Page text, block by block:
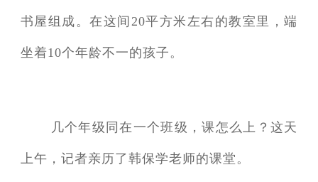
书屋组成。在这间20平方米左右的教室里，端
坐着10个年龄不一的孩子。
几个年级同在一个班级，课怎么上？这天
上午，记者亲历了韩保学老师的课堂。